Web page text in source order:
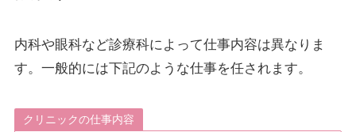
内科や眼科など診療科によって仕事内容は異なりま
す。一般的には下記のような仕事を任されます。
クリニックの仕事内容